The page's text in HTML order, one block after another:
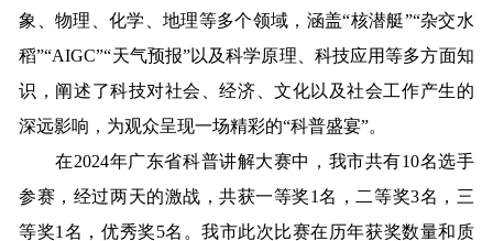
象、物理、化学、地理等多个领域，涵盖“核潜艇”“杂交水
稻”“AIGC”“天气预报”以及科学原理、科技应用等多方面知
识，阐述了科技对社会、经济、文化以及社会工作产生的
深远影响，为观众呈现一场精彩的“科普盛宴”。
在2024年广东省科普讲解大赛中，我市共有10名选手
参赛，经过两天的激战，共获一等奖1名，二等奖3名，三
等奖1名，优秀奖5名。我市此次比赛在历年获奖数量和质